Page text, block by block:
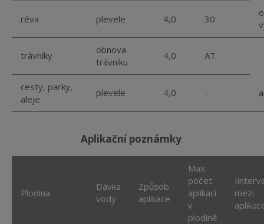
réva plevele 4,0 30
trávníky
obnova
trávníku
4,0 AT
cesty, parky,
aleje
plevele 4,0 -
aplikační poznámky
Plodina
Dávka
vody
Způsob
aplikace
Max.
počet
aplikací
v
plodině
mezi